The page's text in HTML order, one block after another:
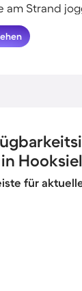
am Strand
wenn du
Hooksiel
für